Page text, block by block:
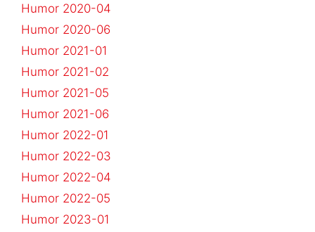
Humor 2020-04
Humor 2020-06
Humor 2021-01
Humor 2021-02
Humor 2021-05
Humor 2021-06
Humor 2022-01
Humor 2022-03
Humor 2022-04
Humor 2022-05
Humor 2023-01